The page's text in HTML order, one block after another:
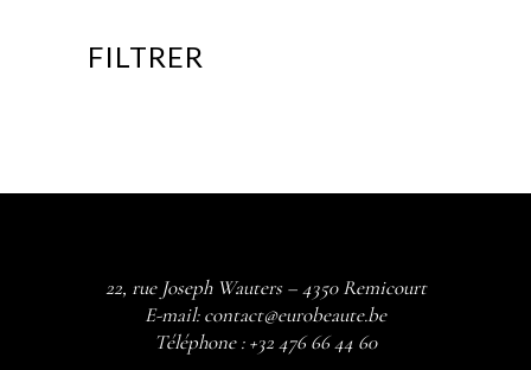
FILTRER
22, rue Joseph Wauters – 4350 Remicourt
E-mail:contact@eurobeaute.be
Téléphone :+32 476 66 44 60